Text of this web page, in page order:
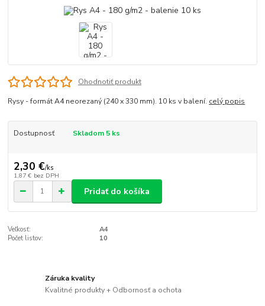
Ohodnotiť produkt
Rysy - formát A4 neorezaný (240 x 330 mm). 10 ks v balení. celý popis
Dostupnosť Skladom 5 ks
2,30 €/ks
1,87 € bez DPH
Pridať do košíka
Veľkosť:
A4
Počet listov:
10
Záruka kvality
Kvalitné produkty + Odbornosť a ochota